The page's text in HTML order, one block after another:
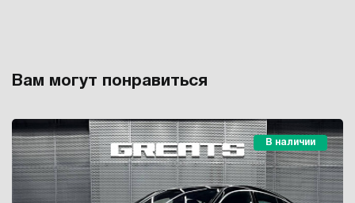
Вам могут понравиться
В наличии